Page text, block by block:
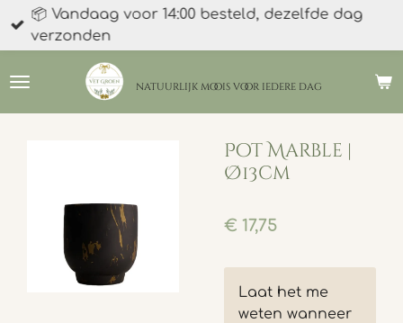
Ga
direct
de
natuurlijk moois voor iedere dag
📦 Vandaag voor 14:00 besteld, dezelfde dag
verzonden
Pot Marble |
Ø13cm
€ 17,75
Laat het me
weten wanneer